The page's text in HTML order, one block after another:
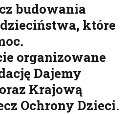
budowania
które
organizowane
Dajemy
Krajową
Ochrony Dzieci.